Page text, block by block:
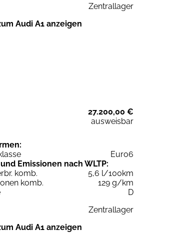
Zentrallager
Audi A1 anzeigen
27.200,00 €
ausweisbar
Euro6
Emissionen nach WLTP:
komb.
5,6 l/100km
komb.
129 g/km
D
Zentrallager
Audi A1 anzeigen